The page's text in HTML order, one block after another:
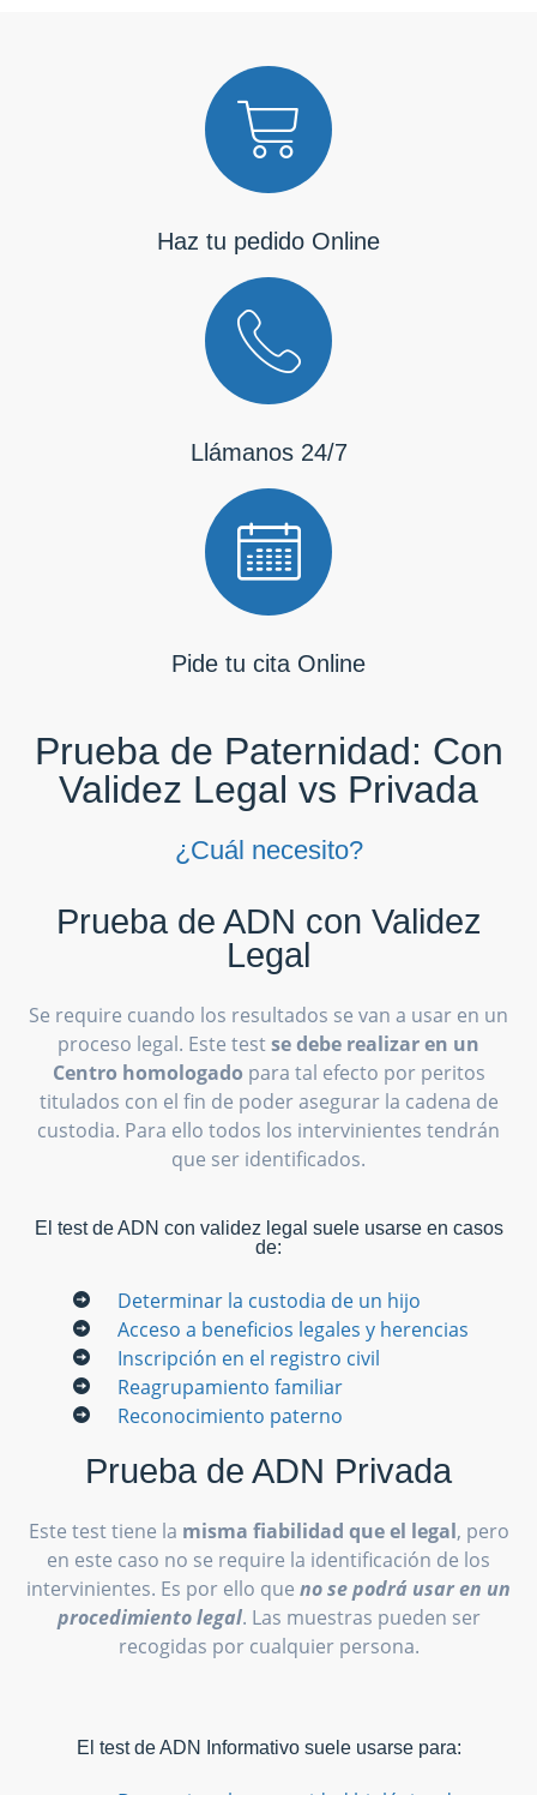
Haz tu pedido Online
Llámanos 24/7
Pide tu cita Online
Prueba de Paternidad: Con
Validez Legal vs Privada
¿Cuál necesito?
Prueba de ADN con Validez
Legal
Se require cuando los resultados se van a usar en un
proceso legal. Este testse debe realizar en un
Centro homologado para tal efecto por peritos
titulados con el fin de poder asegurar la cadena de
custodia. Para ello todos los intervinientes tendrán
que ser identificados.
El test de ADN con validez legal suele usarse en casos
de:
Determinar la custodia de un hijo
Acceso a beneficios legales y herencias
Inscripción en el registro civil
Reagrupamiento familiar
Reconocimiento paterno
Prueba de ADN Privada
Este test tiene la misma fiabilidad que el legal, pero
en este caso no se require la identificación de los
intervinientes. Es por ello que no se podrá usar en un
procedimiento legal. Las muestras pueden ser
recogidas por cualquier persona.
El test de ADN Informativo suele usarse para: